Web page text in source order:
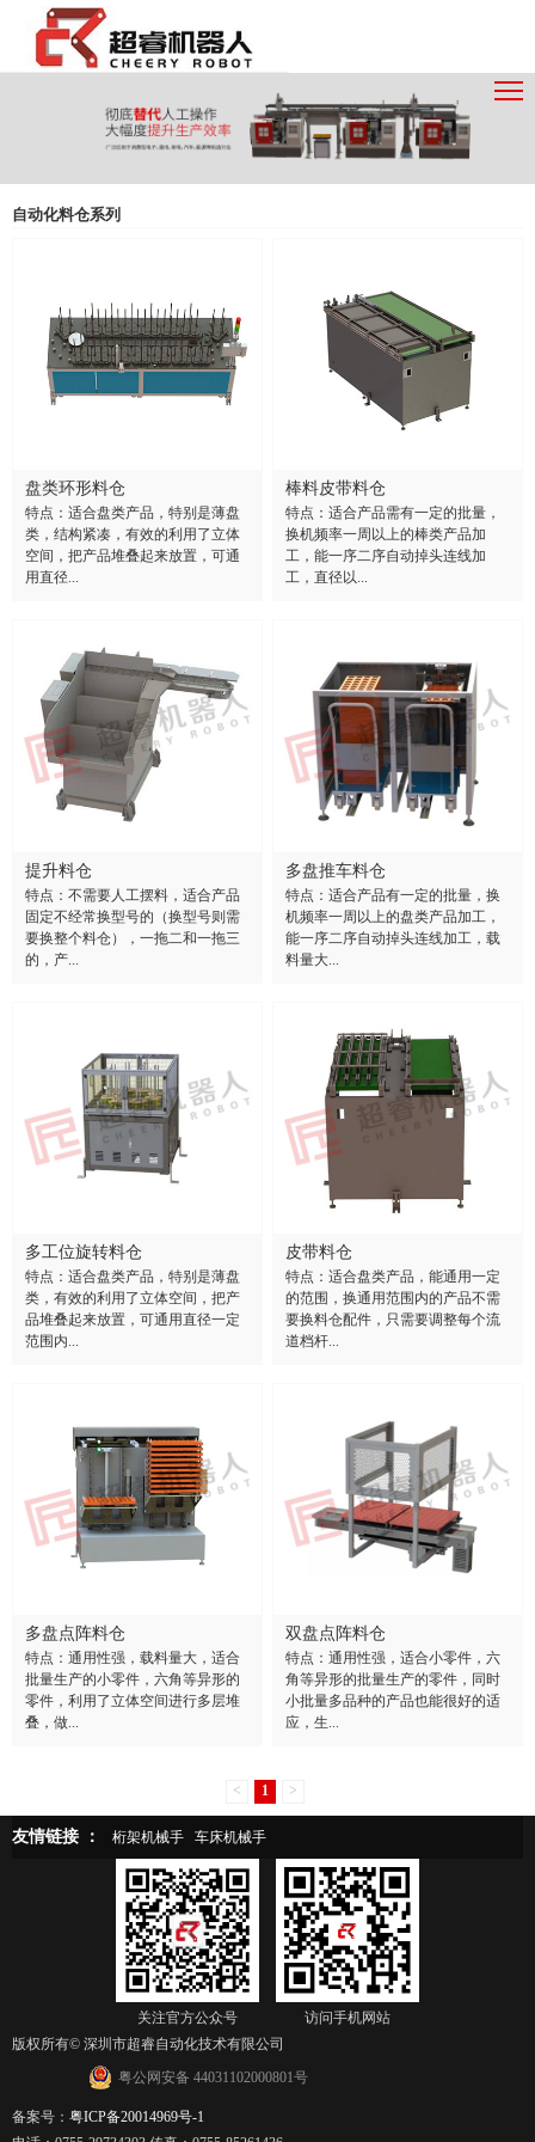
自动化料仓系列
盘类环形料仓
特点：适合盘类产品，特别是薄盘
类，结构紧凑，有效的利用了立体
空间，把产品堆叠起来放置，可通
用直径...
棒料皮带料仓
特点：适合产品需有一定的批量，
换机频率一周以上的棒类产品加
工，能一序二序自动掉头连线加
工，直径以...
提升料仓
特点：不需要人工摆料，适合产品
固定不经常换型号的（换型号则需
要换整个料仓），一拖二和一拖三
的，产...
多盘推车料仓
特点：适合产品有一定的批量，换
机频率一周以上的盘类产品加工，
能一序二序自动掉头连线加工，载
料量大...
多工位旋转料仓
特点：适合盘类产品，特别是薄盘
类，有效的利用了立体空间，把产
品堆叠起来放置，可通用直径一定
范围内...
皮带料仓
特点：适合盘类产品，能通用一定
的范围，换通用范围内的产品不需
要换料仓配件，只需要调整每个流
道档杆...
多盘点阵料仓
特点：通用性强，载料量大，适合
批量生产的小零件，六角等异形的
零件，利用了立体空间进行多层堆
叠，做...
双盘点阵料仓
特点：通用性强，适合小零件，六
角等异形的批量生产的零件，同时
小批量多品种的产品也能很好的适
应，生...
< 1 >
友情链接 ： 桁架机械手 车床机械手
关注官方公众号
访问手机网站
版权所有© 深圳市超睿自动化技术有限公司
粤公网安备 44031102000801号
备案号： 粤ICP备20014969号-1